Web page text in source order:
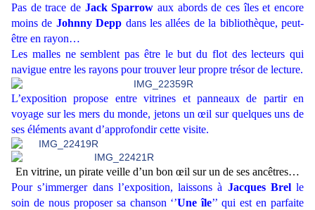
Pas de trace de Jack Sparrow aux abords de ces îles et encore
moins de Johnny Depp dans les allées de la bibliothèque, peut-
être en rayon…
Les malles ne semblent pas être le but du flot des lecteurs qui
navigue entre les rayons pour trouver leur propre trésor de lecture.
L’exposition propose entre vitrines et panneaux de partir en
voyage sur les mers du monde, jetons un œil sur quelques uns de
ses éléments avant d’approfondir cette visite.
En vitrine, un pirate veille d’un bon œil sur un de ses ancêtres…
Pour s’immerger dans l’exposition, laissons à Jacques Brelle
soin de nous proposer sa chanson ‘’Une île’’ qui est en parfaite